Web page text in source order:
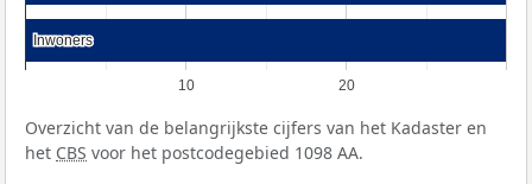
10 20
Inwoners
Inwoners
Overzicht van de belangrijkste cijfers van het Kadaster en
het CBS voor het postcodegebied 1098 AA.